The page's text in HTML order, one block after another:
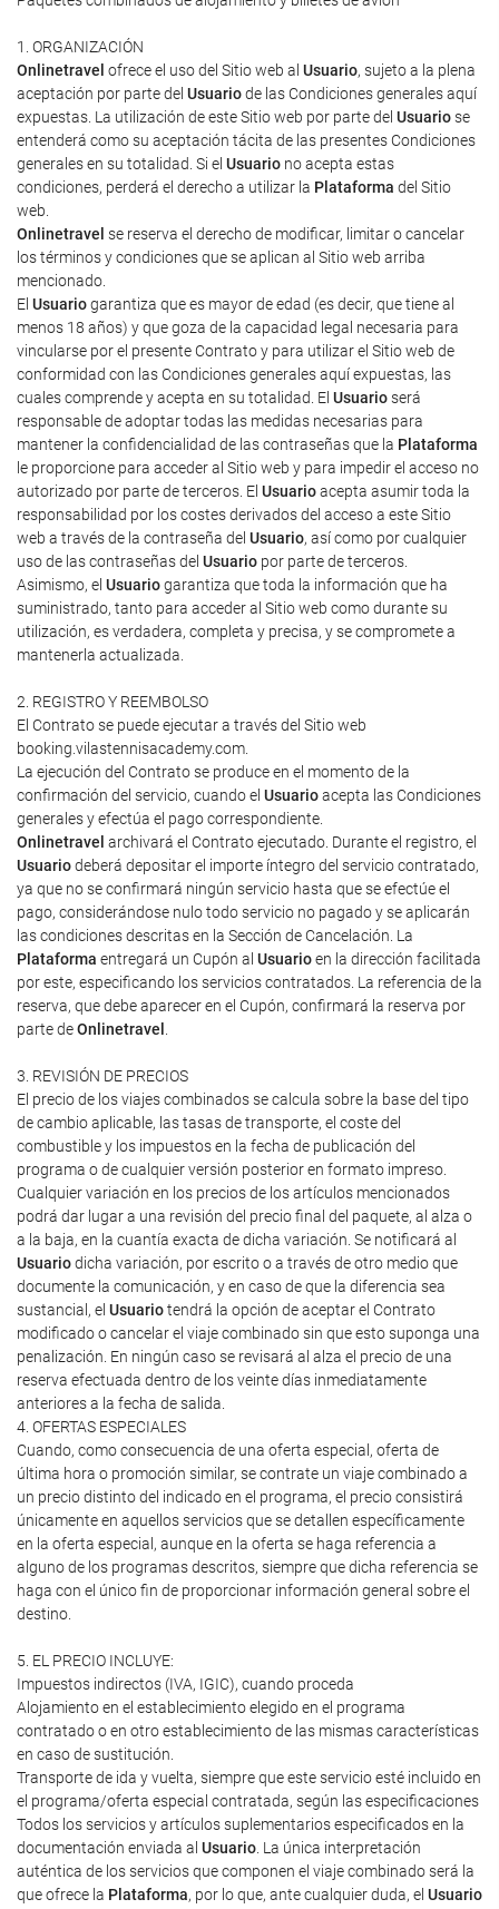
1. ORGANIZACIÓN
Onlinetravel ofrece el uso del Sitio web al Usuario, sujeto a la plena
aceptación por parte del Usuariode las Condiciones generales aquí
expuestas. La utilización de este Sitio web por parte del Usuariose
entenderá como su aceptación tácita de las presentes Condiciones
generales en su totalidad. Si el Usuario no acepta estas
condiciones, perderá el derecho a utilizar la Plataforma del Sitio
web.
Onlinetravel se reserva el derecho de modificar, limitar o cancelar
los términos y condiciones que se aplican al Sitio web arriba
mencionado.
El Usuariogarantiza que es mayor de edad (es decir, que tiene al
menos 18 años) y que goza de la capacidad legal necesaria para
vincularse por el presente Contrato y para utilizar el Sitio web de
conformidad con las Condiciones generales aquí expuestas, las
cuales comprende y acepta en su totalidad. El Usuarioserá
responsable de adoptar todas las medidas necesarias para
mantener la confidencialidad de las contraseñas que la Plataforma
le proporcione para acceder al Sitio web y para impedir el acceso no
autorizado por parte de terceros. El Usuarioacepta asumir toda la
responsabilidad por los costes derivados del acceso a este Sitio
web a través de la contraseña del Usuario, así como por cualquier
uso de las contraseñas del Usuario por parte de terceros.
Asimismo, el Usuariogarantiza que toda la información que ha
suministrado, tanto para acceder al Sitio web como durante su
utilización, es verdadera, completa y precisa, y se compromete a
mantenerla actualizada.
2. REGISTRO Y REEMBOLSO
El Contrato se puede ejecutar a través del Sitio web
booking.vilastennisacademy.com.
La ejecución del Contrato se produce en el momento de la
confirmación del servicio, cuando el Usuarioacepta las Condiciones
generales y efectúa el pago correspondiente.
Onlinetravel archivará el Contrato ejecutado. Durante el registro, el
Usuariodeberá depositar el importe íntegro del servicio contratado,
ya que no se confirmará ningún servicio hasta que se efectúe el
pago, considerándose nulo todo servicio no pagado y se aplicarán
las condiciones descritas en la Sección de Cancelación. La
Plataforma entregará un Cupón al Usuarioen la dirección facilitada
por este, especificando los servicios contratados. La referencia de la
reserva, que debe aparecer en el Cupón, confirmará la reserva por
parte deOnlinetravel
3. REVISIÓN DE PRECIOS
El precio de los viajes combinados se calcula sobre la base del tipo
de cambio aplicable, las tasas de transporte, el coste del
combustible y los impuestos en la fecha de publicación del
programa o de cualquier versión posterior en formato impreso.
Cualquier variación en los precios de los artículos mencionados
podrá dar lugar a una revisión del precio final del paquete, al alza o
a la baja, en la cuantía exacta de dicha variación. Se notificará al
Usuariodicha variación, por escrito o a través de otro medio que
documente la comunicación, y en caso de que la diferencia sea
sustancial, el Usuariotendrá la opción de aceptar el Contrato
modificado o cancelar el viaje combinado sin que esto suponga una
penalización. En ningún caso se revisará al alza el precio de una
reserva efectuada dentro de los veinte días inmediatamente
anteriores a la fecha de salida.
4. OFERTAS ESPECIALES
Cuando, como consecuencia de una oferta especial, oferta de
última hora o promoción similar, se contrate un viaje combinado a
un precio distinto del indicado en el programa, el precio consistirá
únicamente en aquellos servicios que se detallen específicamente
en la oferta especial, aunque en la oferta se haga referencia a
alguno de los programas descritos, siempre que dicha referencia se
haga con el único fin de proporcionar información general sobre el
destino.
5. EL PRECIO INCLUYE:
Impuestos indirectos (IVA, IGIC), cuando proceda
Alojamiento en el establecimiento elegido en el programa
contratado o en otro establecimiento de las mismas características
en caso de sustitución.
Transporte de ida y vuelta, siempre que este servicio esté incluido en
el programa/oferta especial contratada, según las especificaciones
Todos los servicios y artículos suplementarios especificados en la
documentación enviada al Usuario . La única interpretación
auténtica de los servicios que componen el viaje combinado será la
que ofrece la Plataforma, por lo que, ante cualquier duda, el Usuario